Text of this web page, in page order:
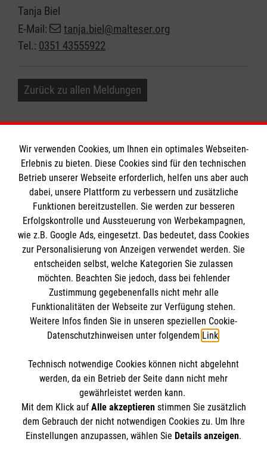
Tanja Biel
E-Mail:
tanja.biel@malteser.org
Tel.: 0351 43555922
Zurück zu allen Meldungen
Informationen
Impressum
Datenschutz
Barrierefreiheit
Kontakt
Die Malteser
Malteser in Deutschland
Malteserorden
Sharepoint
Spendenkonto
Bank: Pax-Bank für Kirche und Caritas eG
IBAN: DE26 3706 0120 1201 2260 11
BIC: GENODED1PA7
So finden Sie uns
Am Stadtwall 1A
02625 Bautzen
Der Malteser Hilfsdienst e.V. ist als eingetragene
Wir verwenden Cookies, um Ihnen ein optimales Webseiten-
Erlebnis zu bieten. Diese Cookies sind für den technischen
Betrieb unserer Webseite erforderlich, helfen uns aber auch
dabei, unsere Plattform zu verbessern und zusätzliche
Funktionen bereitzustellen. Sie werden zur besseren
Erfolgskontrolle und Aussteuerung von Werbekampagnen,
wie z.B. Google Ads, eingesetzt. Das bedeutet, dass Cookies
zur Personalisierung von Anzeigen verwendet werden. Sie
entscheiden selbst, welche Kategorien Sie zulassen
möchten. Beachten Sie jedoch, dass bei fehlender
Zustimmung gegebenenfalls nicht mehr alle
Funktionalitäten der Webseite zur Verfügung stehen.
Weitere Infos finden Sie in unseren speziellen Cookie-
Datenschutzhinweisen unter folgendem Link.
Technisch notwendige Cookies können nicht abgelehnt
werden, da ein Betrieb der Seite dann nicht mehr
gewährleistet werden kann.
Mit dem Klick auf Alle akzeptierenstimmen Sie zusätzlich
dem Gebrauch der nicht notwendigen Cookies zu. Um Ihre
Einstellungen anzupassen, wählen Sie Details anzeigen.